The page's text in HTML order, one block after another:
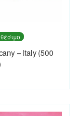
– Italy (500